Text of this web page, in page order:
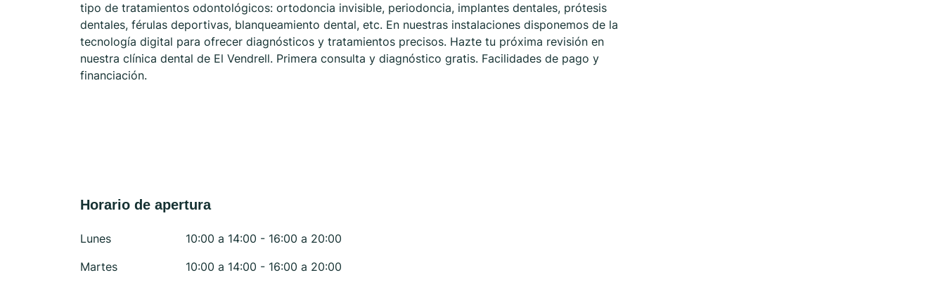
tipo de tratamientos odontológicos: ortodoncia invisible, periodoncia, implantes dentales, prótesis
dentales, férulas deportivas, blanqueamiento dental, etc. En nuestras instalaciones disponemos de la
tecnología digital para ofrecer diagnósticos y tratamientos precisos. Hazte tu próxima revisión en
nuestra clínica dental de El Vendrell. Primera consulta y diagnóstico gratis. Facilidades de pago y
financiación.
Horario de apertura
Lunes
10:00 a 14:00 - 16:00 a 20:00
Martes
10:00 a 14:00 - 16:00 a 20:00